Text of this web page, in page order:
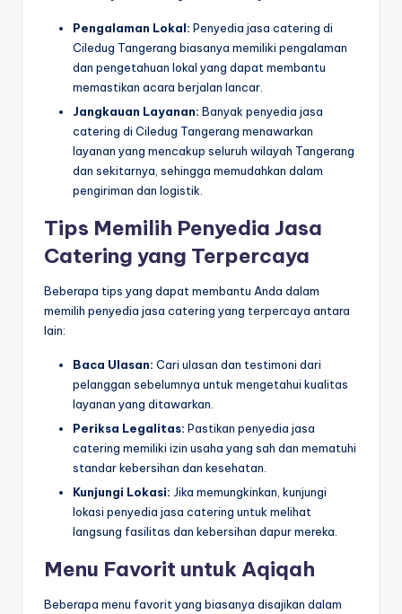
Pengalaman Lokal: Penyedia jasa catering di
Ciledug Tangerang biasanya memiliki pengalaman
dan pengetahuan lokal yang dapat membantu
memastikan acara berjalan lancar.
Jangkauan Layanan: Banyak penyedia jasa
catering di Ciledug Tangerang menawarkan
layanan yang mencakup seluruh wilayah Tangerang
dan sekitarnya, sehingga memudahkan dalam
pengiriman dan logistik.
Tips Memilih Penyedia Jasa
Catering yang Terpercaya
Beberapa tips yang dapat membantu Anda dalam
memilih penyedia jasa catering yang terpercaya antara
lain:
Baca Ulasan: Cari ulasan dan testimoni dari
pelanggan sebelumnya untuk mengetahui kualitas
layanan yang ditawarkan.
Periksa Legalitas: Pastikan penyedia jasa
catering memiliki izin usaha yang sah dan mematuhi
standar kebersihan dan kesehatan.
Kunjungi Lokasi: Jika memungkinkan, kunjungi
lokasi penyedia jasa catering untuk melihat
langsung fasilitas dan kebersihan dapur mereka.
Menu Favorit untuk Aqiqah
Beberapa menu favorit yang biasanya disajikan dalam